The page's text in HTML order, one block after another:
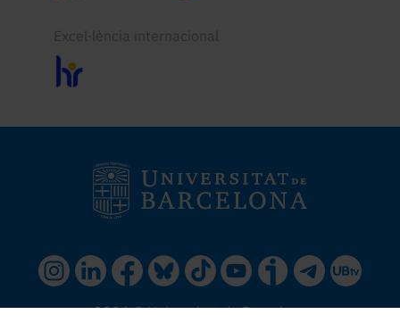
Excel·lència internacional
2024 © Universitat de Barcelona